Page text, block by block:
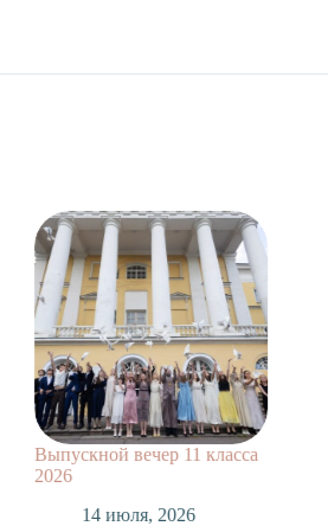
Выпускной вечер 11 класса
2026
14 июля, 2026